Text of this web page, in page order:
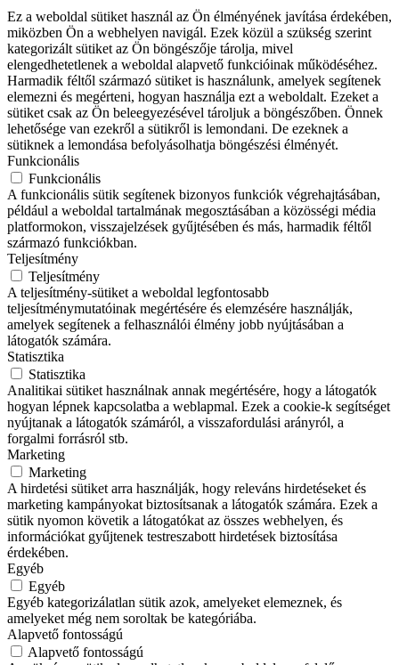
Ez a weboldal sütiket használ az Ön élményének javítása érdekében,
miközben Ön a webhelyen navigál. Ezek közül a szükség szerint
kategorizált sütiket az Ön böngészője tárolja, mivel
elengedhetetlenek a weboldal alapvető funkcióinak működéséhez.
Harmadik féltől származó sütiket is használunk, amelyek segítenek
elemezni és megérteni, hogyan használja ezt a weboldalt. Ezeket a
sütiket csak az Ön beleegyezésével tároljuk a böngészőben. Önnek
lehetősége van ezekről a sütikről is lemondani. De ezeknek a
sütiknek a lemondása befolyásolhatja böngészési élményét.
Funkcionális
Funkcionális
A funkcionális sütik segítenek bizonyos funkciók végrehajtásában,
például a weboldal tartalmának megosztásában a közösségi média
platformokon, visszajelzések gyűjtésében és más, harmadik féltől
származó funkciókban.
Teljesítmény
Teljesítmény
A teljesítmény-sütiket a weboldal legfontosabb
teljesítménymutatóinak megértésére és elemzésére használják,
amelyek segítenek a felhasználói élmény jobb nyújtásában a
látogatók számára.
Statisztika
Statisztika
Analitikai sütiket használnak annak megértésére, hogy a látogatók
hogyan lépnek kapcsolatba a weblapmal. Ezek a cookie-k segítséget
nyújtanak a látogatók számáról, a visszafordulási arányról, a
forgalmi forrásról stb.
Marketing
Marketing
A hirdetési sütiket arra használják, hogy releváns hirdetéseket és
marketing kampányokat biztosítsanak a látogatók számára. Ezek a
sütik nyomon követik a látogatókat az összes webhelyen, és
információkat gyűjtenek testreszabott hirdetések biztosítása
érdekében.
Egyéb
Egyéb
Egyéb kategorizálatlan sütik azok, amelyeket elemeznek, és
amelyeket még nem soroltak be kategóriába.
Alapvető fontosságú
Alapvető fontosságú